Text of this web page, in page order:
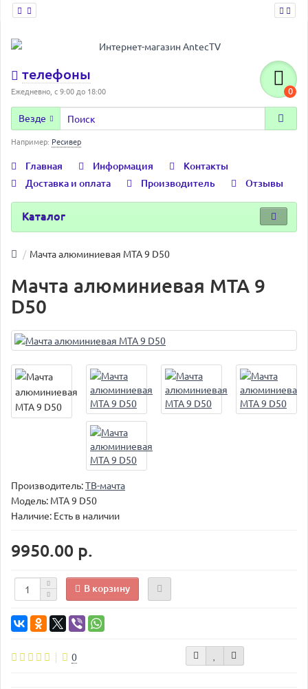
телефоны
Ежедневно, с 9:00 до 18:00 0
Везде
Например: Ресивер
Главная Информация
Контакты
Доставка и оплата
Производитель Отзывы
Каталог
Мачта алюминиевая МТА 9 D50
Мачта алюминиевая МТА 9
D50
Производитель:ТВ-мачта
Модель: МТА 9 D50
Наличие: Есть в наличии
9950.00 р.
В корзину
0